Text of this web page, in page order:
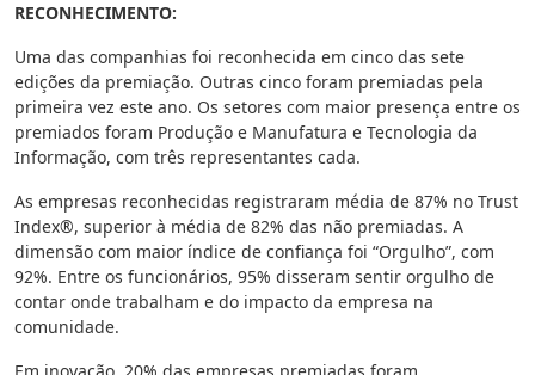
RECONHECIMENTO:
Uma das companhias foi reconhecida em cinco das sete
edições da premiação. Outras cinco foram premiadas pela
primeira vez este ano. Os setores com maior presença entre os
premiados foram Produção e Manufatura e Tecnologia da
Informação, com três representantes cada.
As empresas reconhecidas registraram média de 87% no Trust
Index®, superior à média de 82% das não premiadas. A
dimensão com maior índice de confiança foi “Orgulho”, com
92%. Entre os funcionários, 95% disseram sentir orgulho de
contar onde trabalham e do impacto da empresa na
comunidade.